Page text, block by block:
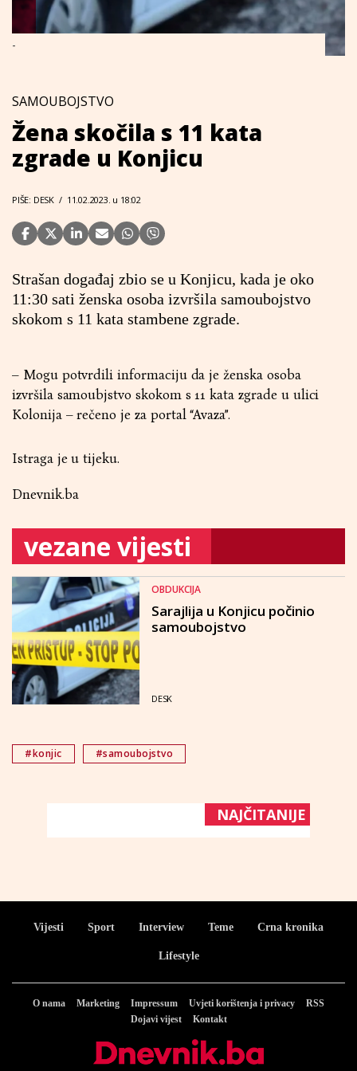
-
SAMOUBOJSTVO
Žena skočila s 11 kata
zgrade u Konjicu
PIŠE: DESK / 11.02.2023. u 18:02
Strašan događaj zbio se u Konjicu, kada je oko
11:30 sati ženska osoba izvršila samoubojstvo
skokom s 11 kata stambene zgrade.
– Mogu potvrdili informaciju da je ženska osoba
izvršila samoubjstvo skokom s 11 kata zgrade u ulici
Kolonija – rečeno je za portal “Avaza”.
Istraga je u tijeku.
Dnevnik.ba
vezane vijesti
OBDUKCIJA
Sarajlija u Konjicu počinio
samoubojstvo
DESK
#konjic #samoubojstvo
NAJČITANIJE
Vijesti Sport Interview Teme Crna kronika
Lifestyle
O nama Marketing Impressum Uvjeti korištenja i privacy
RSS
Dojavi vijest
Kontakt